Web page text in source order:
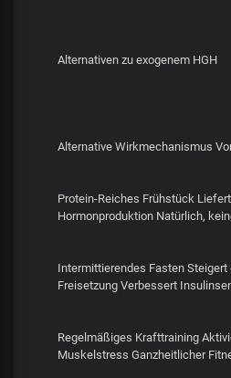
Alternativen zu exogenem HGH
Alternative Wirkmechanismus
Protein-Reiches Frühstück
Hormonproduktion Natürlich,
Intermittierendes Fasten Steigert
Freisetzung Verbessert
Regelmäßiges Krafttraining
Muskelstress Ganzheitlicher